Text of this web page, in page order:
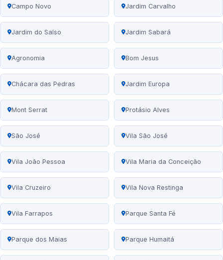
Campo Novo Jardim Carvalho
Jardim do Salso Jardim Sabará
Agronomia Bom Jesus
Chácara das Pedras Jardim Europa
Mont Serrat Protásio Alves
São José Vila São José
Vila João Pessoa Vila Maria da Conceição
Vila Cruzeiro Vila Nova Restinga
Vila Farrapos Parque Santa Fé
Parque dos Maias Parque Humaitá